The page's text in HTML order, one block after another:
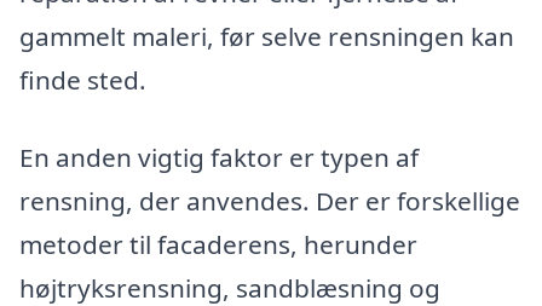
gammelt maleri, før selve rensningen kan
finde sted.
En anden vigtig faktor er typen af
rensning, der anvendes. Der er forskellige
metoder til facaderens, herunder
højtryksrensning, sandblæsning og